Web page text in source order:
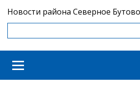
Новости района Северное Бутово